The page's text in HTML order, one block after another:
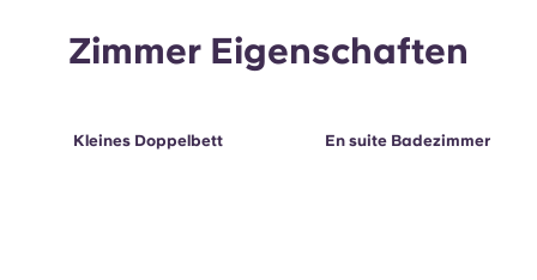
Zimmer Eigenschaften
Kleines Doppelbett En suite Badezimmer